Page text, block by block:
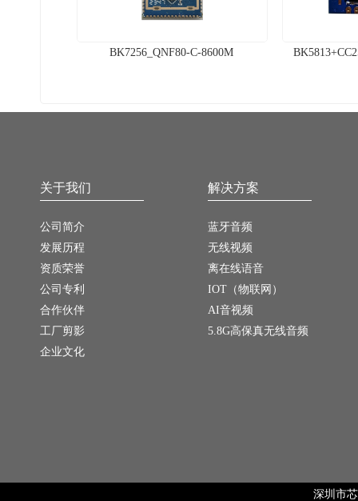
BK7256_QNF80-C-8600M
关于我们
公司简介
发展历程
资质荣誉
公司专利
合作伙伴
工厂剪影
企业文化
解决方案
蓝牙音频
无线视频
离在线语音
IOT（物联网）
AI音视频
5.8G高保真无线音频
深圳市